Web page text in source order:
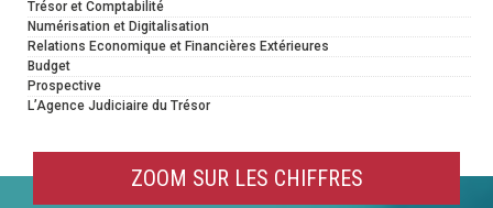
Trésor et Comptabilité
Numérisation et Digitalisation
Relations Economique et Financières Extérieures
Budget
Prospective
L’Agence Judiciaire du Trésor
ZOOM SUR LES CHIFFRES